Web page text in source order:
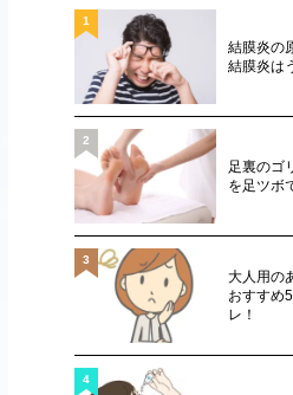
結膜炎の
結膜炎は
1
足裏のゴ
を足ツボ
2
大人用の
おすすめ
レ！
3
4